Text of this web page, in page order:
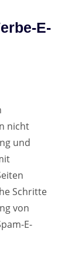
E-
nicht
und
Schritte
von
E-